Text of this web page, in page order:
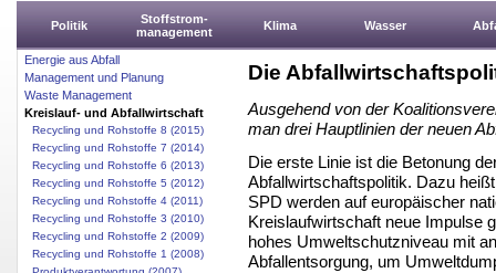
Politik
Stoffstrom-
management
Klima Wasser
Energie aus Abfall
Management und Planung
Waste Management
Kreislauf- und Abfallwirtschaft
Recycling und Rohstoffe 8 (2015)
Recycling und Rohstoffe 7 (2014)
Recycling und Rohstoffe 6 (2013)
Recycling und Rohstoffe 5 (2012)
Recycling und Rohstoffe 4 (2011)
Recycling und Rohstoffe 3 (2010)
Recycling und Rohstoffe 2 (2009)
Recycling und Rohstoffe 1 (2008)
Die
Ausgehend von der
man drei Hauptlinien der neuen
Die erste Linie ist die Betonung
Abfallwirtschaftspolitik. Dazu
SPD werden auf europäischer
Kreislaufwirtschaft neue Impulse
hohes Umweltschutzniveau mit
Abfallentsorgung, um